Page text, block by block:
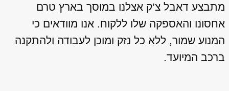
מתבצע דאבל צ’ק אצלנו במוסך בארץ טרם
אחסונו והאספקה שלו ללקוח. אנו מוודאים כי
המנוע שמור, ללא כל נזק ומוכן לעבודה ולהתקנה
ברכב המיועד.